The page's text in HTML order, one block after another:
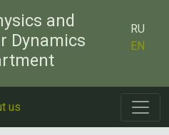
and
Dynamics
RU
EN
us